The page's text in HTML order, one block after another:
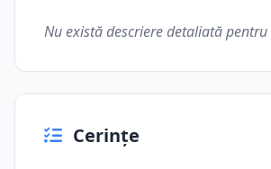
Nu există descriere detaliată pentru
Cerințe